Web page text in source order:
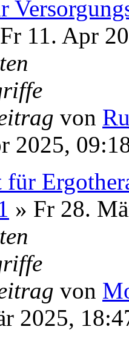
11. Apr
von
2025,
für
» Fr 28.
von
2025,